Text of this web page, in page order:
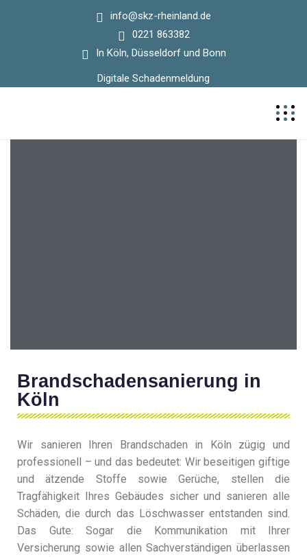
info@skz-rheinland.de
0221 863382
In Köln, Düsseldorf und Bonn
Digitale Schadenmeldung
Brandschadensanierung in
Köln
Wir sanieren Ihren Brandschaden in Köln zügig und
professionell – und das bedeutet: Wir beseitigen giftige
und ätzende Stoffe sowie Gerüche, stellen die
Tragfähigkeit Ihres Gebäudes sicher und sanieren alle
Schäden, die durch das Löschwasser entstanden sind.
Das Gute: Sogar die Kommunikation mit Ihrer
Versicherung sowie allen Sachverständigen überlassen